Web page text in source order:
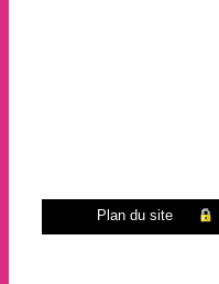
Plan du site